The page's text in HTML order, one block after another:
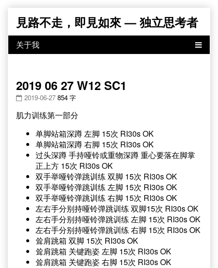
content
見路不走，即見如來 — 独立思考者
2019 06 27 W12 SC1
2019-06-27 854 字
肌力训练第一部分
单脚站箱深蹲 左脚 15次 RI30s OK
单脚站箱深蹲 右脚 15次 RI30s OK
过头深蹲 手持哑铃或重物深蹲 重心要落在脚掌
正上方 15次 RI30s OK
双手举哑铃弹跳训练 双脚 15次 RI30s OK
双手举哑铃弹跳训练 左脚 15次 RI30s OK
双手举哑铃弹跳训练 右脚 15次 RI30s OK
左右手分别持哑铃弹跳训练 双脚15次 RI30s OK
左右手分别持哑铃弹跳训练 左脚 15次 RI30s OK
左右手分别持哑铃弹跳训练 右脚 15次 RI30s OK
耸肩跳箱 双脚 15次 RI30s OK
耸肩跳箱 关键跑姿 左脚 15次 RI30s OK
耸肩跳箱 关键跑姿 右脚 15次 RI30s OK